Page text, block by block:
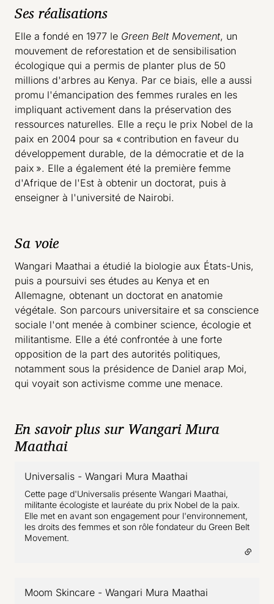
Ses réalisations
Elle a fondé en 1977 le Green Belt Movement, un
mouvement de reforestation et de sensibilisation
écologique qui a permis de planter plus de 50
millions d'arbres au Kenya. Par ce biais, elle a aussi
promu l'émancipation des femmes rurales en les
impliquant activement dans la préservation des
ressources naturelles. Elle a reçu le prix Nobel de la
paix en 2004 pour sa « contribution en faveur du
développement durable, de la démocratie et de la
paix ». Elle a également été la première femme
d'Afrique de l'Est à obtenir un doctorat, puis à
enseigner à l'université de Nairobi.
Sa voie
Wangari Maathai a étudié la biologie aux États-Unis,
puis a poursuivi ses études au Kenya et en
Allemagne, obtenant un doctorat en anatomie
végétale. Son parcours universitaire et sa conscience
sociale l'ont menée à combiner science, écologie et
militantisme. Elle a été confrontée à une forte
opposition de la part des autorités politiques,
notamment sous la présidence de Daniel arap Moi,
qui voyait son activisme comme une menace.
En savoir plus sur Wangari Mura
Maathai
Universalis - Wangari Mura Maathai
Cette page d'Universalis présente Wangari Maathai,
militante écologiste et lauréate du prix Nobel de la paix.
Elle met en avant son engagement pour l'environnement,
les droits des femmes et son rôle fondateur du Green Belt
Movement.
Moom Skincare - Wangari Mura Maathai